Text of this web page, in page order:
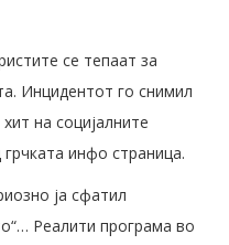
се тепаат за
Инцидентот го снимил
на социјалните
инфо страница.
ја сфатил
Реалити програма во